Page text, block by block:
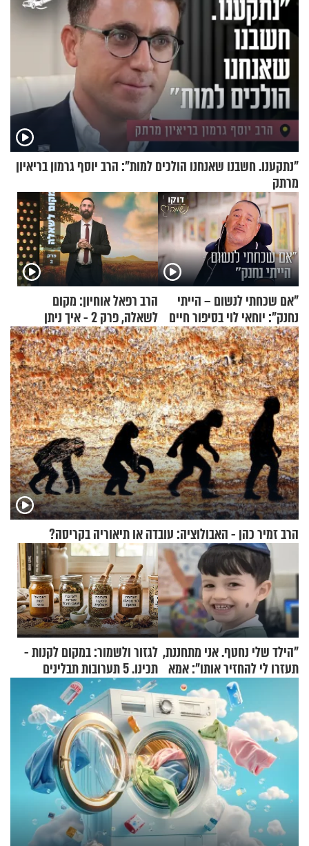
"נתקענו. חשבנו שאנחנו הולכים למות": הרב יוסף גרמון בריאיון
מרתק
"אם שכחתי לנשום – הייתי
נחנק": יוחאי לוי בסיפור חיים
מעורר השראה
הרב רפאל אוחיון: מקום
לשאלה, פרק 2 - איך ניתן
להוכיח שהתורה משמיים?
הרב זמיר כהן - האבולוציה: עובדה או תיאוריה בקריסה?
"הילד שלי נחטף. אני מתחננת,
תעזרו לי להחזיר אותו": אמא
של יובל בן ה-4 בריאיון דומע
לגזור ולשמור: במקום לקנות -
תכינו. 5 תערובות תבלינים
שמתאימות להכל